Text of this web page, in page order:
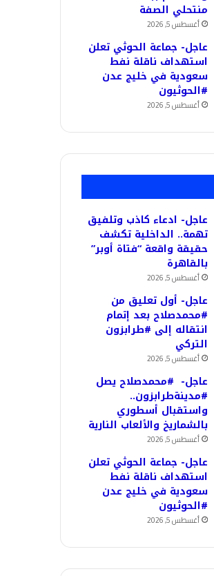
منتحلي الصفة
أغسطس 5, 2026
عاجل- جماعة الحوثي تعلن
استهداف ناقلة نفط
سعودية في خليج عدن
#الحوثيون
أغسطس 5, 2026
عاجل- ادعاء كاذب وتلفيق
تهمة.. الداخلية تكشف
حقيقة واقعة “فتاة أوبر”
بالقاهرة
أغسطس 5, 2026
عاجل- أول تعليق من
#محمدصلاح بعد إتمام
انتقاله إلى #طرابزون
التركي
أغسطس 5, 2026
عاجل- #محمدصلاح يصل
#مدينةطرابزون..
واستقبال أسطوري
بالشماريخ والألعاب النارية
أغسطس 5, 2026
عاجل- جماعة الحوثي تعلن
استهداف ناقلة نفط
سعودية في خليج عدن
#الحوثيون
أغسطس 5, 2026